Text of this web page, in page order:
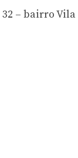
– bairro Vila